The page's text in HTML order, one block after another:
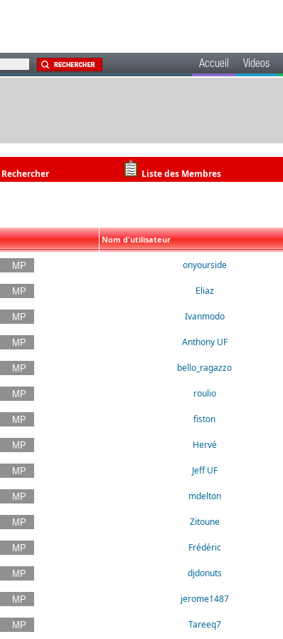
Accueil Videos
Rechercher Liste des Membres
Nom d'utilisateur
onyourside
Eliaz
Ivanmodo
Anthony UF
bello_ragazzo
roulio
fiston
Hervé
Jeff UF
mdelton
Zitoune
Frédéric
djdonuts
jerome1487
Tareeq7